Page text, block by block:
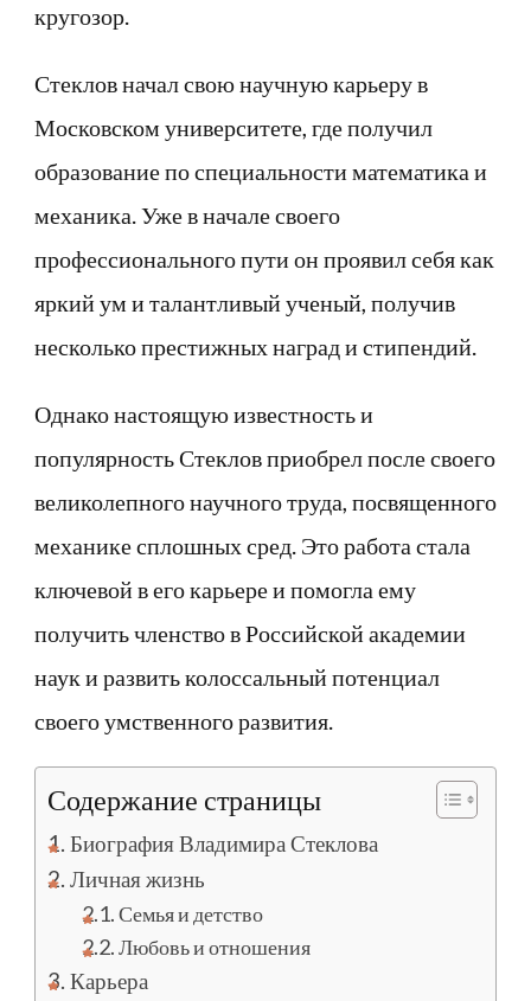
кругозор.
Стеклов начал свою научную карьеру в
Московском университете, где получил
образование по специальности математика и
механика. Уже в начале своего
профессионального пути он проявил себя как
яркий ум и талантливый ученый, получив
несколько престижных наград и стипендий.
Однако настоящую известность и
популярность Стеклов приобрел после своего
великолепного научного труда, посвященного
механике сплошных сред. Это работа стала
ключевой в его карьере и помогла ему
получить членство в Российской академии
наук и развить колоссальный потенциал
своего умственного развития.
Содержание страницы
Биография Владимира Стеклова
Личная жизнь
Семья и детство
Любовь и отношения
Карьера